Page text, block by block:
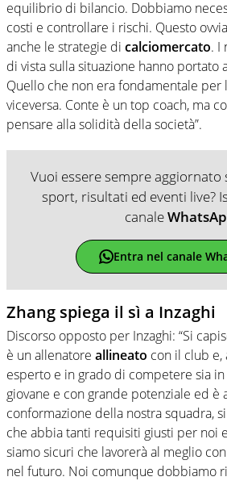
equilibrio di bilancio. Dobbiamo
costi e controllare i rischi. Questo
anche le strategie di calciomercato. I
di vista sulla situazione hanno portato
Quello che non era fondamentale per
viceversa. Conte è un top coach, ma
pensare alla solidità della società”.
Vuoi essere sempre aggiornato
sport, risultati ed eventi live?
canale
Entra nel canale
Zhang spiega il sì a Inzaghi
Discorso opposto per Inzaghi: “Si
è un allenatore allineato con il club e,
esperto e in grado di competere sia in
giovane e con grande potenziale ed è
conformazione della nostra squadra,
che abbia tanti requisiti giusti per noi
siamo sicuri che lavorerà al meglio
nel futuro. Noi comunque dobbiamo